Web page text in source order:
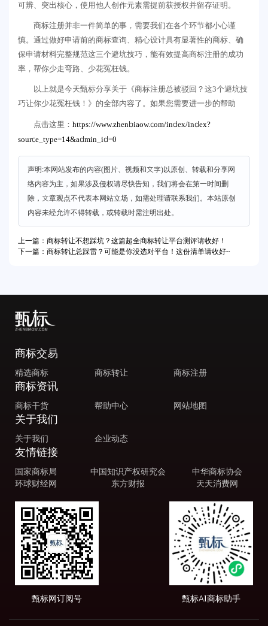
可辨、突出核心，使用他人创作元素需提前获授权并留存证明。
商标注册并非一件简单的事，需要我们在各个环节都小心谨
慎。通过做好申请前的商标查询、精心设计具有显著性的商标、确
保申请材料完整规范这三个避坑技巧，能有效提高商标注册的成功
率，帮你少走弯路、少花冤枉钱。
以上就是今天甄标分享关于《商标注册总被驳回？这3个避坑技
巧让你少花冤枉钱！》的全部内容了。如果您需要进一步的帮助
点击这里： https://www.zhenbiaow.com/index/index?
source_type=14&admin_id=0
声明:本网站发布的内容(图片、视频和文字)以原创、转载和分享网
络内容为主，如果涉及侵权请尽快告知，我们将会在第一时间删
除，文章观点不代表本网站立场，如需处理请联系我们。本站原创
内容未经允许不得转载，或转载时需注明出处。
上一篇：商标转让不想踩坑？这篇超全商标转让平台测评请收好！
下一篇：商标转让总踩雷？可能是你没选对平台！这份清单请收好~
商标交易
精选商标 商标转让 商标注册
商标资讯
商标干货 帮助中心 网站地图
关于我们
关于我们 企业动态
友情链接
国家商标局 中国知识产权研究会
中华商标协会
环球财经网
东方财报 天天消费网
甄标网订阅号 甄标AI商标助手